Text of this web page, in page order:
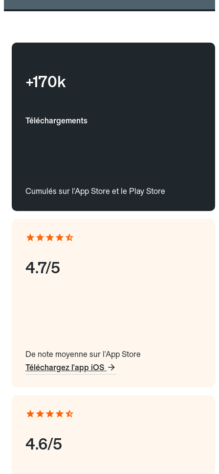
+170k
Téléchargements
Cumulés sur l'App Store et le Play Store
4.7/5
De note moyenne sur l'App Store
Téléchargez l'app iOS
4.6/5